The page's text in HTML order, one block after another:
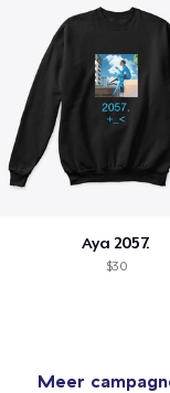
Aya 2057.
$30
Meer